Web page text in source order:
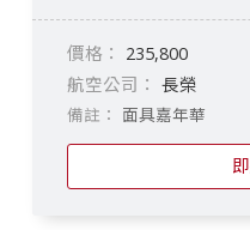
235,800
長榮
面具嘉年華